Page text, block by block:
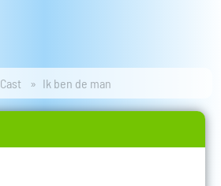
Ik ben de man